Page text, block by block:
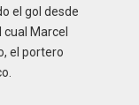
el gol desde
Marcel
el portero